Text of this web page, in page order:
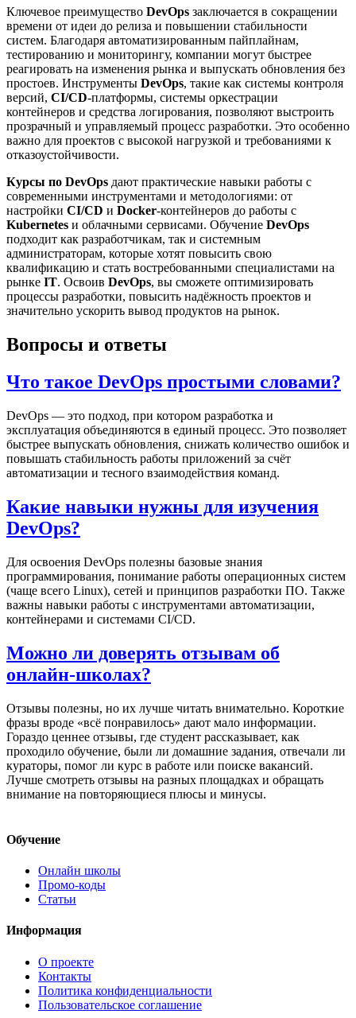
Ключевое преимущество DevOps заключается в сокращении
времени от идеи до релиза и повышении стабильности
систем. Благодаря автоматизированным пайплайнам,
тестированию и мониторингу, компании могут быстрее
реагировать на изменения рынка и выпускать обновления без
простоев. Инструменты DevOps, такие как системы контроля
версий, CI/CD-платформы, системы оркестрации
контейнеров и средства логирования, позволяют выстроить
прозрачный и управляемый процесс разработки. Это особенно
важно для проектов с высокой нагрузкой и требованиями к
отказоустойчивости.
Курсы по DevOps дают практические навыки работы с
современными инструментами и методологиями: от
настройки CI/CD и Docker-контейнеров до работы с
Kubernetes и облачными сервисами. Обучение DevOps
подходит как разработчикам, так и системным
администраторам, которые хотят повысить свою
квалификацию и стать востребованными специалистами на
рынке IT. Освоив DevOps, вы сможете оптимизировать
процессы разработки, повысить надёжность проектов и
значительно ускорить вывод продуктов на рынок.
Вопросы и ответы
Что такое DevOps простыми словами?
DevOps — это подход, при котором разработка и
эксплуатация объединяются в единый процесс. Это позволяет
быстрее выпускать обновления, снижать количество ошибок и
повышать стабильность работы приложений за счёт
автоматизации и тесного взаимодействия команд.
Какие навыки нужны для изучения
DevOps?
Для освоения DevOps полезны базовые знания
программирования, понимание работы операционных систем
(чаще всего Linux), сетей и принципов разработки ПО. Также
важны навыки работы с инструментами автоматизации,
контейнерами и системами CI/CD.
Можно ли доверять отзывам об
онлайн-школах?
Отзывы полезны, но их лучше читать внимательно. Короткие
фразы вроде «всё понравилось» дают мало информации.
Гораздо ценнее отзывы, где студент рассказывает, как
проходило обучение, были ли домашние задания, отвечали ли
кураторы, помог ли курс в работе или поиске вакансий.
Лучше смотреть отзывы на разных площадках и обращать
внимание на повторяющиеся плюсы и минусы.
Обучение
Онлайн школы
Промо-коды
Статьи
Информация
О проекте
Контакты
Политика конфиденциальности
Пользовательское соглашение